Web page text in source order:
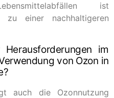
ist
zu einer nachhaltigeren
im
von Ozon in
auch die Ozonnutzung